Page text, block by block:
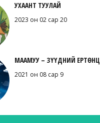
УХААНТ ТУУЛАЙ
2023 он 02 сар 20
МААМУУ – ЗҮҮДНИЙ ЕРТӨНЦ
2021 он 08 сар 9